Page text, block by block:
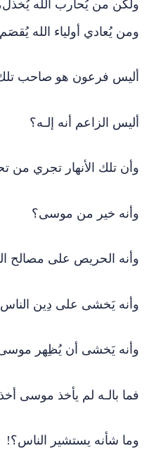
ولكن من يُحارب الله
ومن يُعادي أولياء الله
أليس فرعون هو صاحب
أليس الزاعم أنه إلـه؟
وأن تلك الأنهار تجري من
وأنه خير من موسى؟
وأنه الحريص على مصالح
وأنه يَخشى على دِين الناس
وأنه يَخشى أن يُظِهر
فما بالـه لم يأخذ موسى
وما شأنه يستشير الناس؟!